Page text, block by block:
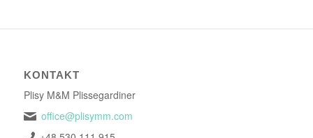
KONTAKT
Plisy M&M Plissegardiner
office@plisymm.com